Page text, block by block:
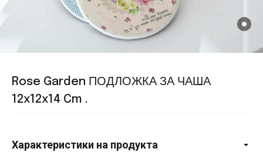
Rose Garden ПОДЛОЖКА ЗА ЧАША
12x12x14 Cm .
Характеристики на продукта